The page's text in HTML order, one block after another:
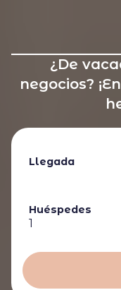
¿De
negocios?
Llegada
Huéspedes
1